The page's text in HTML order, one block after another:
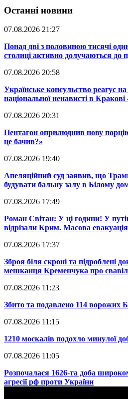
Останні новини
07.08.2026 21:27
​Понад дві з половиною тисячі
столиці активно долучаються до
07.08.2026 20:58
​Українське консульство реагує
національної ненависті в
07.08.2026 20:31
​Пентагон оприлюднив нову
це бачив?»
07.08.2026 19:40
​Апеляційний суд заявив, що
будувати бальну залу в Білому
07.08.2026 17:49
​Роман Світан: У ці години! У
відрізали Крим. Масова
07.08.2026 17:37
​Зброя біля скроні та підроблені
мешканця Кременчука про
07.08.2026 11:23
​Збито та подавлено 114 ворожих
07.08.2026 11:15
​1210 москалів подохло минулої
07.08.2026 11:05
​Розпочалася 1626-та доба
агресії рф проти України